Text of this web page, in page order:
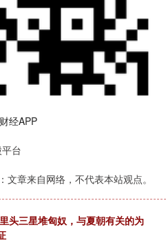
经APP
台
文章来自网络，不代表本站观点。
头三星堆匈奴，与夏朝有关的为